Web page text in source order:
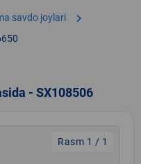
savdo joylari chevron_right
- SX108506
Rasm 1 / 1